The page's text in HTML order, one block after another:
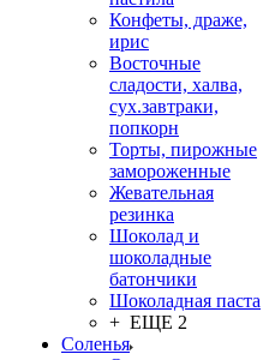
Конфеты, драже,
ирис
Восточные
сладости, халва,
сух.завтраки,
попкорн
Торты, пирожные
замороженные
Жевательная
резинка
Шоколад и
шоколадные
батончики
Шоколадная паста
+ ЕЩЕ 2
Соленья